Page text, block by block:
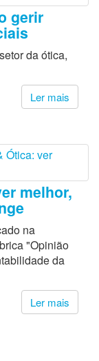
gerir
da ótica,
Ler mais
melhor,
na
"Opinião
da
Ler mais